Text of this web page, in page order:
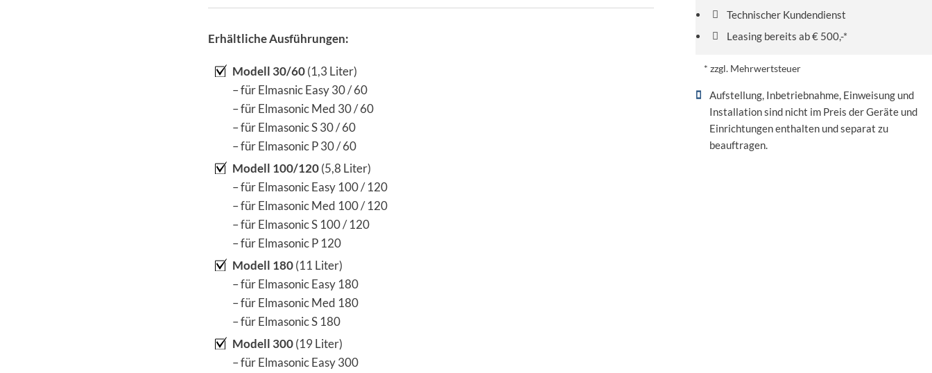
Erhältliche Ausführungen:
Modell 30/60(1,3 Liter)
– für Elmasnic Easy 30 / 60
– für Elmasonic Med 30 / 60
– für Elmasonic S 30 / 60
– für Elmasonic P 30 / 60
Modell 100/120(5,8 Liter)
– für Elmasonic Easy 100 / 120
– für Elmasonic Med 100 / 120
– für Elmasonic S 100 / 120
– für Elmasonic P 120
Modell 180(11 Liter)
– für Elmasonic Easy 180
– für Elmasonic Med 180
– für Elmasonic S 180
Modell 300(19 Liter)
– für Elmasonic Easy 300
Technischer Kundendienst
Leasing bereits ab € 500,-*
* zzgl. Mehrwertsteuer
Aufstellung, Inbetriebnahme, Einweisung und
Installation sind nicht im Preis der Geräte und
Einrichtungen enthalten und separat zu
beauftragen.